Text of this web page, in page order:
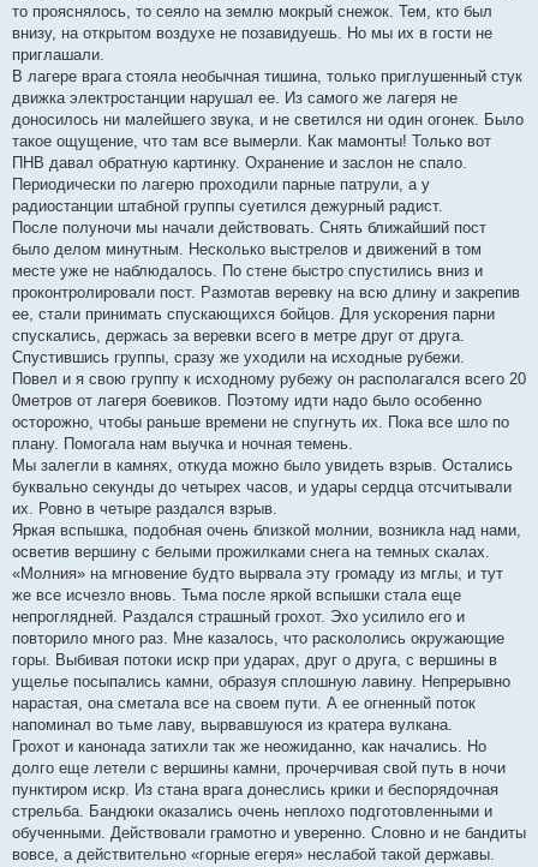
то прояснялось, то сеяло на землю мокрый снежок. Тем, кто был
внизу, на открытом воздухе не позавидуешь. Но мы их в гости не
приглашали.
В лагере врага стояла необычная тишина, только приглушенный стук
движка электростанции нарушал ее. Из самого же лагеря не
доносилось ни малейшего звука, и не светился ни один огонек. Было
такое ощущение, что там все вымерли. Как мамонты! Только вот
ПНВ давал обратную картинку. Охранение и заслон не спало.
Периодически по лагерю проходили парные патрули, а у
радиостанции штабной группы суетился дежурный радист.
После полуночи мы начали действовать. Снять ближайший пост
было делом минутным. Несколько выстрелов и движений в том
месте уже не наблюдалось. По стене быстро спустились вниз и
проконтролировали пост. Размотав веревку на всю длину и закрепив
ее, стали принимать спускающихся бойцов. Для ускорения парни
спускались, держась за веревки всего в метре друг от друга.
Спустившись группы, сразу же уходили на исходные рубежи.
Повел и я свою группу к исходному рубежу он располагался всего 20
0метров от лагеря боевиков. Поэтому идти надо было особенно
осторожно, чтобы раньше времени не спугнуть их. Пока все шло по
плану. Помогала нам выучка и ночная темень.
Мы залегли в камнях, откуда можно было увидеть взрыв. Остались
буквально секунды до четырех часов, и удары сердца отсчитывали
их. Ровно в четыре раздался взрыв.
Яркая вспышка, подобная очень близкой молнии, возникла над нами,
осветив вершину с белыми прожилками снега на темных скалах.
«Молния» на мгновение будто вырвала эту громаду из мглы, и тут
же все исчезло вновь. Тьма после яркой вспышки стала еще
непроглядней. Раздался страшный грохот. Эхо усилило его и
повторило много раз. Мне казалось, что раскололись окружающие
горы. Выбивая потоки искр при ударах, друг о друга, с вершины в
ущелье посыпались камни, образуя сплошную лавину. Непрерывно
нарастая, она сметала все на своем пути. А ее огненный поток
напоминал во тьме лаву, вырвавшуюся из кратера вулкана.
Грохот и канонада затихли так же неожиданно, как начались. Но
долго еще летели с вершины камни, прочерчивая свой путь в ночи
пунктиром искр. Из стана врага донеслись крики и беспорядочная
стрельба. Бандюки оказались очень неплохо подготовленными и
обученными. Действовали грамотно и уверенно. Словно и не бандиты
вовсе, а действительно «горные егеря» неслабой такой державы.